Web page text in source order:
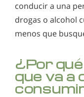
conducir a una
drogas o alcohol
menos que
¿Por qué
que va a